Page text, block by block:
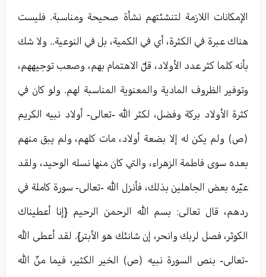
الإمكانات اللازمة لتنشئتهم نشأة صحيحة ومناسبة. فليست
هناك عبرة في الكثرة، أي في الكمية، بل في النوعية.. ولا شك
بأنه كلما كثر عدد الأولاد، قلّ الاهتمام بهم، وصعب توجيههم،
وتوفير الظروف المادية والمعنوية المناسبة لهم. ولو كان في
كثرة الأولاد بركة وفضل، لكثر الله -تعالى- أولاد نبيه الكريم
(ص) ولم يكن له إلا بضعة أولاد، مات كلهم، ولم يبق منهم
بعده سوى فاطمة الزهراء، والتي كان منها نسله الوحيد، ولقد
عيّره بعض الجاهلين بذلك، فأنزل الله -تعالى- سورة كاملة في
ردهم، قال تعالى: بسم الله الرحمن الرحيم {إنا أعطيناك
الكوثر، فصل لربك وانحر، إن شانئك هو الأبتر}. لقد أعطى الله
-تعالى- بنص السورة نبيه (ص) الخير الكثير، فيما منّ الله